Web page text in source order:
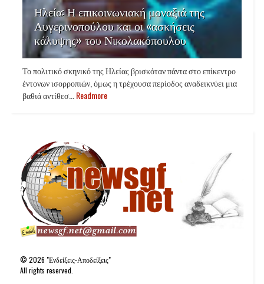
Ηλεία: Η επικοινωνιακή μοναξιά της
Αυγερινοπούλου και οι «ασκήσεις
κάλυψης» του Νικολακόπουλου
Το πολιτικό σκηνικό της Ηλείας βρισκόταν πάντα στο επίκεντρο
έντονων ισορροπιών, όμως η τρέχουσα περίοδος αναδεικνύει μια
βαθιά αντίθεσ... Readmore
©2026 "Ενδείξεις-Αποδείξεις"
All rights reserved.